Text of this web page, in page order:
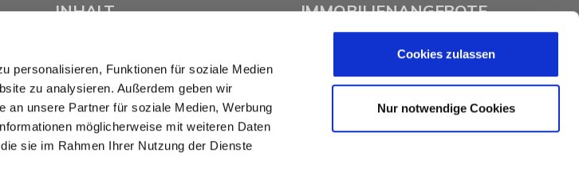
personalisieren, Funktionen für soziale Medien
zu analysieren. Außerdem geben wir
an unsere Partner für soziale Medien, Werbung
möglicherweise mit weiteren Daten
sie im Rahmen Ihrer Nutzung der Dienste
Cookies zulassen
Nur notwendige Cookies
INHALT
Verkaufen
Kaufen
Marktberichte
Erbimmobilien
Wissen
Über uns
IMMOBILIENANGEBOTE
Eigentumswohnungen
Häuser zum Kauf
Grundstücke
Mietangebote
Gewerbeimmobilien